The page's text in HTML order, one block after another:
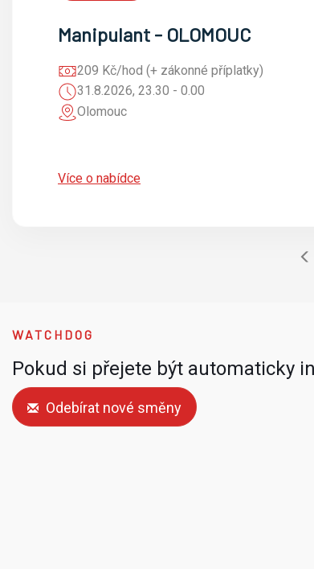
Manipulant - OLOMOUC
209 Kč/hod (+ zákonné příplatky)
31.8.2026, 23.30 - 0.00
Olomouc
Více o nabídce
WATCHDOG
Pokud si přejete být automaticky
Odebírat nové směny